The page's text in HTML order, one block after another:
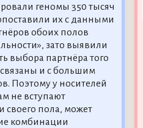
геномы 350 тысяч
их с данными
обоих полов
зато выявили
выбора партнёра того
и с большим
Поэтому у носителей
не вступают
своего пола, может
комбинации